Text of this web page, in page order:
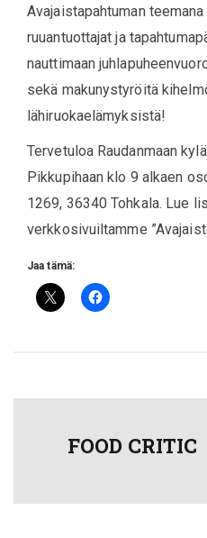
Avajaistapahtuman
ruuantuottajat ja
nauttimaan
sekä makunystyröitä
lähiruokaelämyksistä!
Tervetuloa Raudanmaan
Pikkupihaan klo 9 alkaen
1269, 36340 Tohkala. Lue
verkkosivuiltamme
Jaa tämä:
FOOD CRITIC